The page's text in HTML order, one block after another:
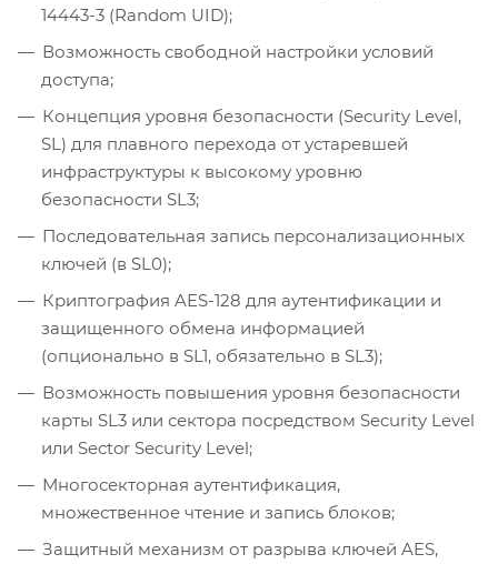
14443-3 (Random UID);
Возможность свободной настройки условий
доступа;
Концепция уровня безопасности (Security Level,
SL) для плавного перехода от устаревшей
инфраструктуры к высокому уровню
безопасности SL3;
Последовательная запись персонализационных
ключей (в SL0);
Криптография AES-128 для аутентификации и
защищенного обмена информацией
(опционально в SL1, обязательно в SL3);
Возможность повышения уровня безопасности
карты SL3 или сектора посредством Security Level
или Sector Security Level;
Многосекторная аутентификация,
множественное чтение и запись блоков;
Защитный механизм от разрыва ключей AES,